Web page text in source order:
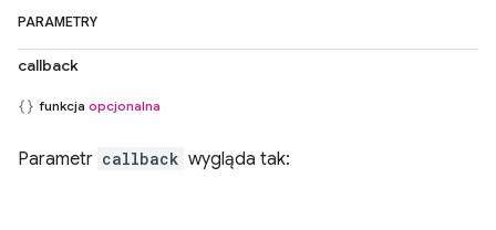
PARAMETRY
callback
funkcja opcjonalna
Parametr callback wygląda tak: